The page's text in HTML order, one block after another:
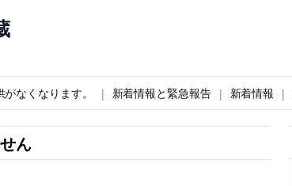
なくなります。 新着情報と緊急報告 新着情報
ん